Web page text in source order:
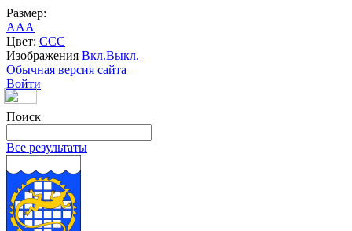
Размер:
AAA
Цвет: CCC
Изображения Вкл.Выкл.
Обычная версия сайта
Войти
Поиск
Все результаты